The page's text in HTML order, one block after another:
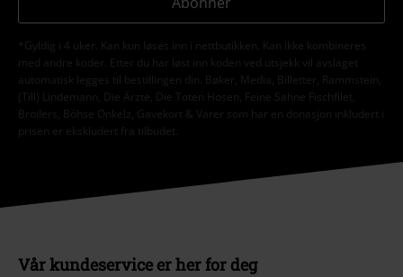
*Gyldig i 4 uker. Kan kun løses inn i nettbutikken. Kan ikke kombineres
med andre koder. Etter du har løst inn koden ved utsjekk vil avslaget
automatisk legges til bestillingen din. Bøker, Media, Billetter, Rammstein,
(Till) Lindemann, Die Ärzte, Die Toten Hosen, Feine Sahne Fischfilet,
Broilers, Böhse Onkelz, Gavekort & Varer som har en donasjon inkludert i
prisen er ekskludert fra tilbudet.
Vår kundeservice er her for deg